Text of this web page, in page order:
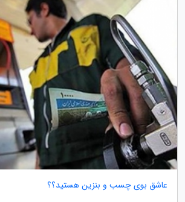
عاشق بوی چسب و بنزین هستید؟؟